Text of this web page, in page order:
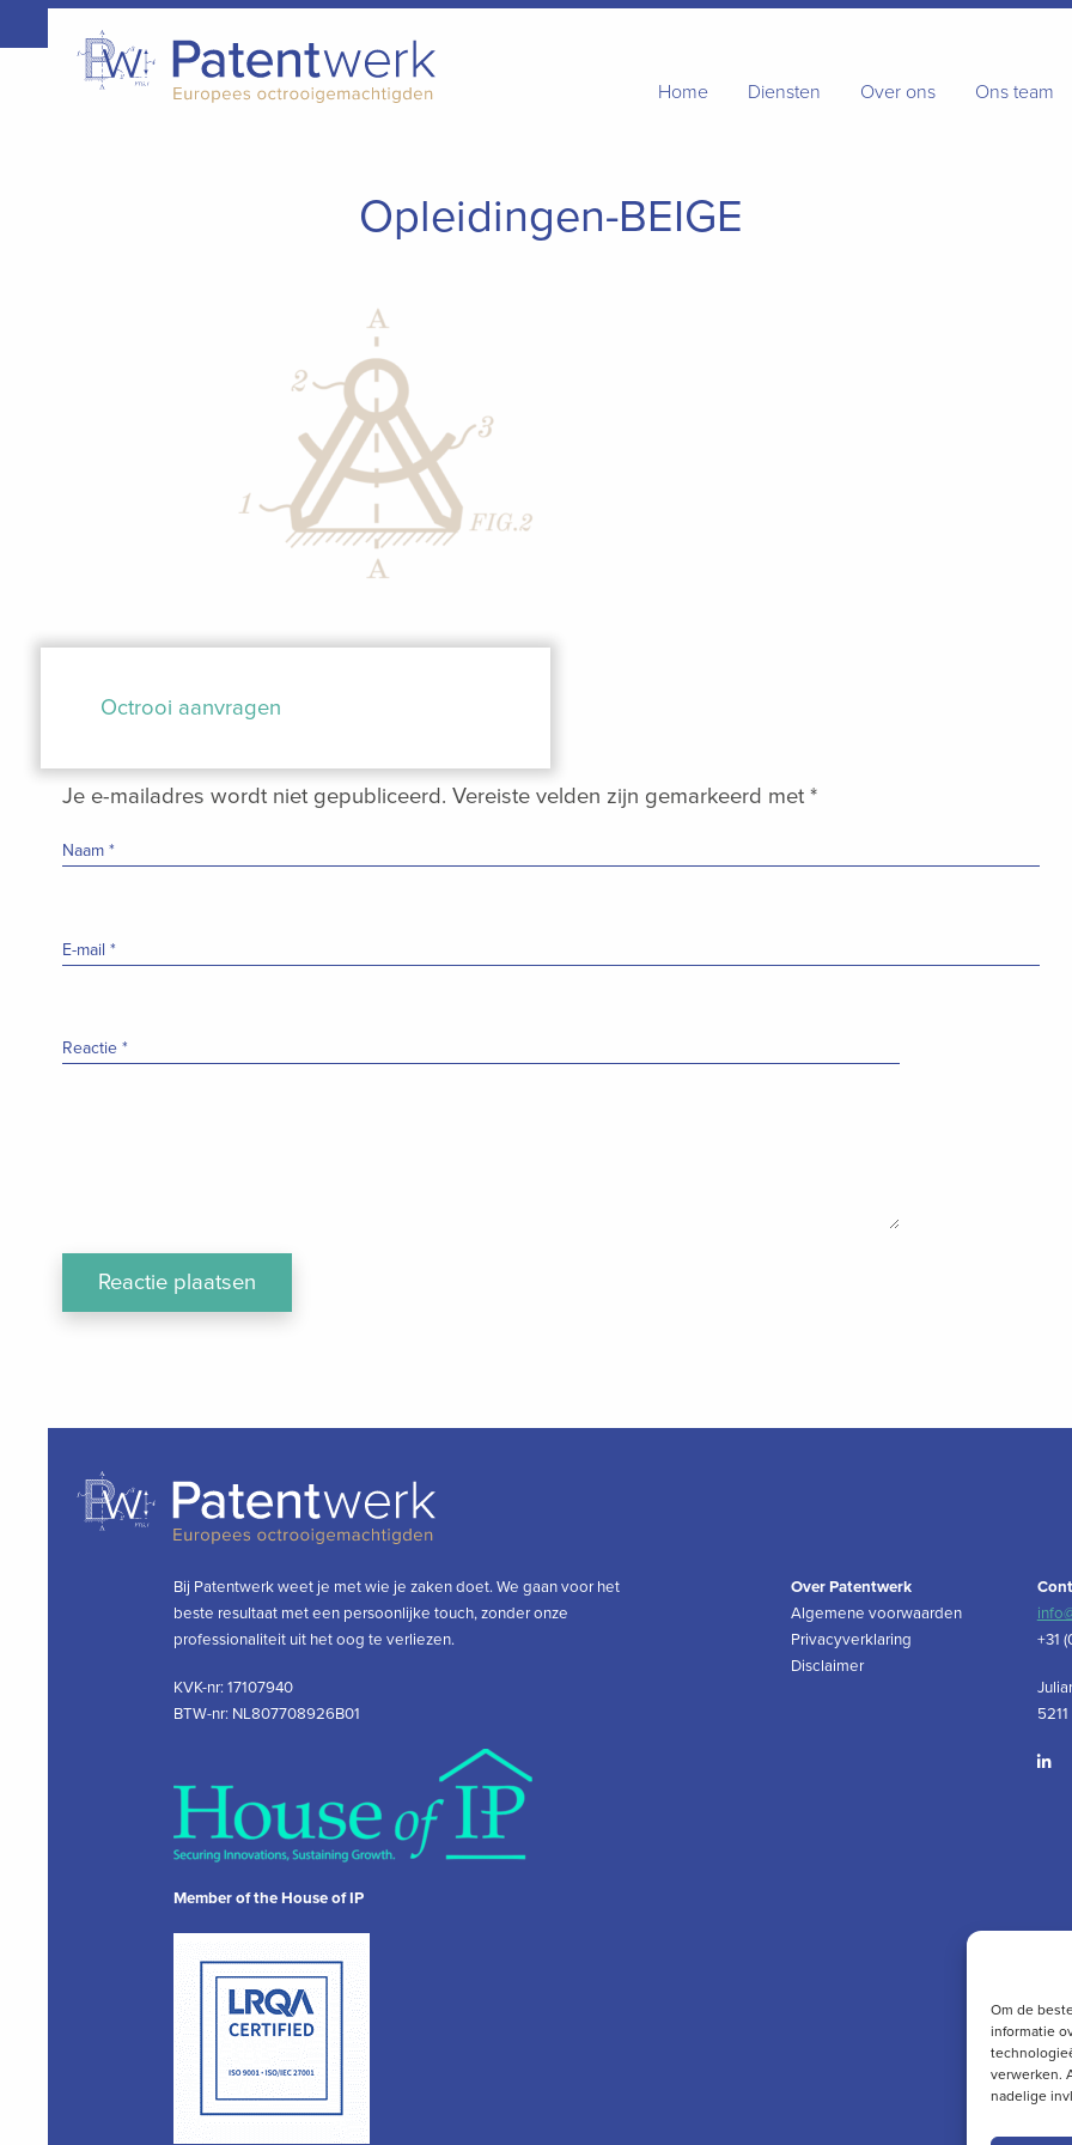
Om de
informatie
verwerken.
nadelige
Home Diensten Over ons Ons team
Opleidingen-BEIGE
navigatie
Octrooi aanvragen
Je e-mailadres wordt niet gepubliceerd. Vereiste velden zijn gemarkeerd met *
Naam *
E-mail *
Reactie *
Bij Patentwerk weet je met wie je zaken doet. We gaan voor het
beste resultaat met een persoonlijke touch, zonder onze
professionaliteit uit het oog te verliezen.
KVK-nr: 17107940
BTW-nr: NL807708926B01
Member of the House of IP
Over Patentwerk
Algemene voorwaarden
Privacyverklaring
Disclaimer
+31